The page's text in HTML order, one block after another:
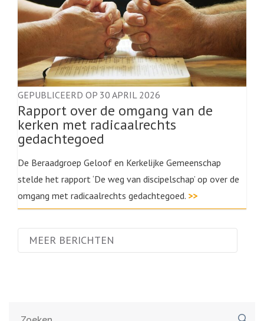
GEPUBLICEERD OP 30 APRIL 2026
Rapport over de omgang van de
kerken met radicaalrechts
gedachtegoed
De Beraadgroep Geloof en Kerkelijke Gemeenschap
stelde het rapport ‘De weg van discipelschap’ op over de
omgang met radicaalrechts gedachtegoed. >>
MEER BERICHTEN